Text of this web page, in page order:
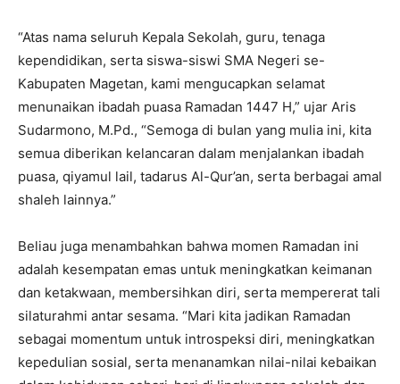
“Atas nama seluruh Kepala Sekolah, guru, tenaga
kependidikan, serta siswa-siswi SMA Negeri se-
Kabupaten Magetan, kami mengucapkan selamat
menunaikan ibadah puasa Ramadan 1447 H,” ujar Aris
Sudarmono, M.Pd., “Semoga di bulan yang mulia ini, kita
semua diberikan kelancaran dalam menjalankan ibadah
puasa, qiyamul lail, tadarus Al-Qur’an, serta berbagai amal
shaleh lainnya.”
Beliau juga menambahkan bahwa momen Ramadan ini
adalah kesempatan emas untuk meningkatkan keimanan
dan ketakwaan, membersihkan diri, serta mempererat tali
silaturahmi antar sesama. “Mari kita jadikan Ramadan
sebagai momentum untuk introspeksi diri, meningkatkan
kepedulian sosial, serta menanamkan nilai-nilai kebaikan